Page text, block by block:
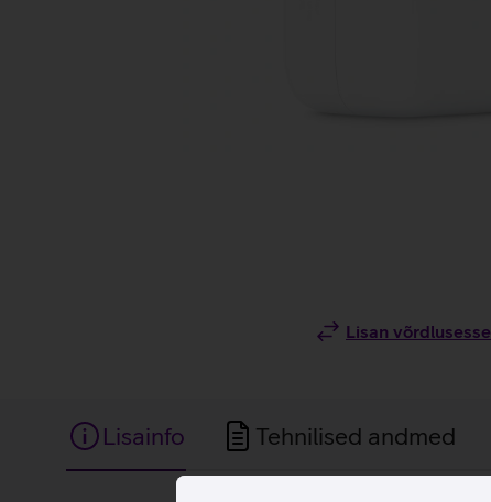
Lisan võrdlusesse
Lisainfo Tehnilised andmed